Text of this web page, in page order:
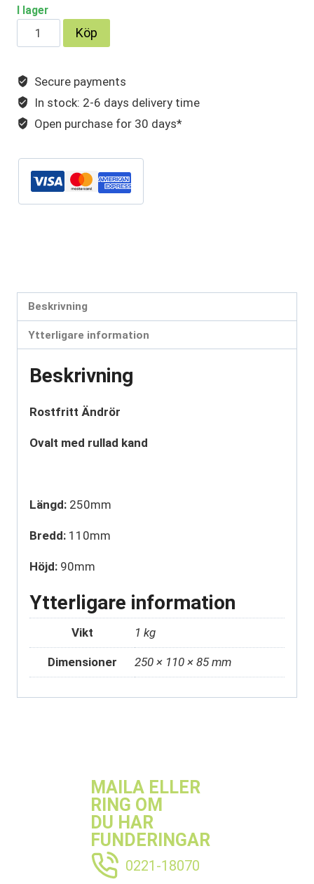
I lager
Ovalt
med
kant,
110×85mm.
Längd
250mm
mängd
Köp
Secure payments
In stock: 2-6 days delivery time
Open purchase for 30 days*
Beskrivning
Ytterligare information
Beskrivning
Rostfritt Ändrör
Ovalt med rullad kand
Längd: 250mm
Bredd: 110mm
Höjd: 90mm
Ytterligare information
Vikt 1 kg
Dimensioner 250 × 110 × 85 mm
MAILA ELLER
RING OM
DU HAR
FUNDERINGAR
0221-18070